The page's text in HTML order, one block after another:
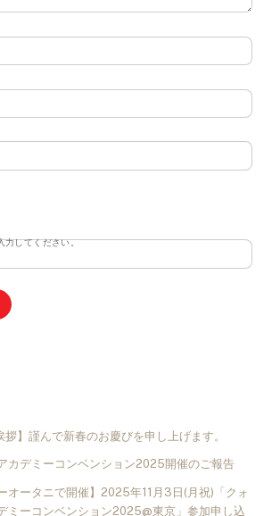
力してください。
拶】謹んで新春のお慶びを申し上げます。
カデミーコンベンション2025開催のご報告
オータニで開催】2025年11月3日(月祝)「クォ
ミーコンベンション2025@東京」参加申し込